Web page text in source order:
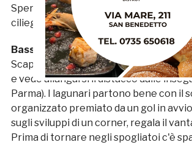
Speranza, la sfortunata autorete di
ciliegina su un’amara, amarissima, torta.
Bassano – Venezia 1-2
Scappa il Venezia di Pippo Inzaghi che
e vede allungarsi il distacco dalle
Parma). I lagunari partono bene con il
organizzato premiato da un gol in
sugli sviluppi di un corner, regala il
Prima di tornare negli spogliatoi c'è